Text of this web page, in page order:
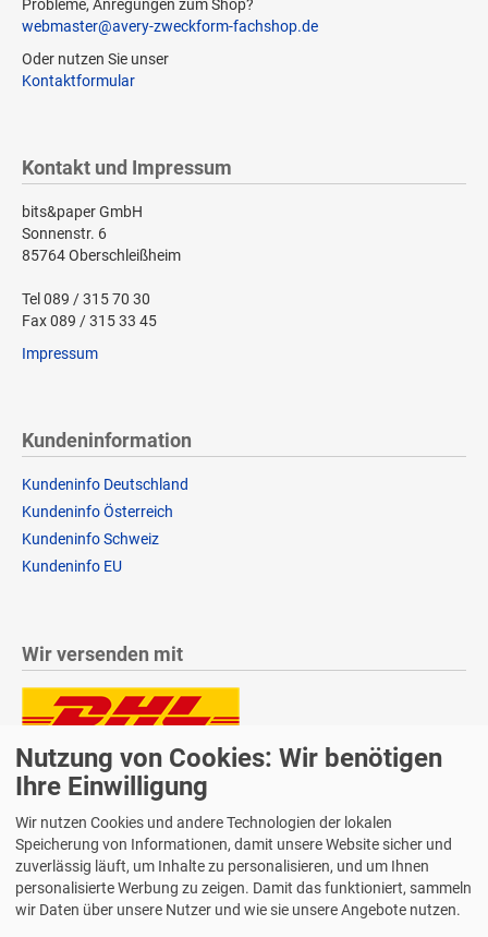
Probleme, Anregungen zum Shop?
webmaster@avery-zweckform-fachshop.de
Oder nutzen Sie unser
Kontaktformular
Kontakt und Impressum
bits&paper GmbH
Sonnenstr. 6
85764 Oberschleißheim
Tel 089 / 315 70 30
Fax 089 / 315 33 45
Impressum
Kundeninformation
Kundeninfo Deutschland
Kundeninfo Österreich
Kundeninfo Schweiz
Kundeninfo EU
Wir versenden mit
Lieferung auch an Packstationen und Postfilialen
Samstagszustellung
Bequeme Zahlung über Paypal
Nutzung von Cookies: Wir benötigen
Ihre Einwilligung
Wir nutzen Cookies und andere Technologien der lokalen
Speicherung von Informationen, damit unsere Website sicher und
zuverlässig läuft, um Inhalte zu personalisieren, und um Ihnen
personalisierte Werbung zu zeigen. Damit das funktioniert, sammeln
wir Daten über unsere Nutzer und wie sie unsere Angebote nutzen.